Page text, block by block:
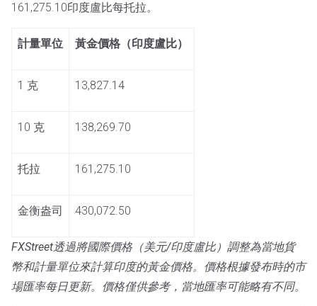
161,275.10印度盧比每托拉。
計量單位 黃金價格（印度盧比）
1 克 13,827.14
10 克 138,269.70
托拉 161,275.10
金衡盎司 430,072.50
FXStreet透過將國際價格（美元/印度盧比）調整為當地貨
幣和計量單位來計算印度的黃金價格。價格根據發布時的市
場匯率每日更新。價格僅供參考，當地匯率可能略有不同。